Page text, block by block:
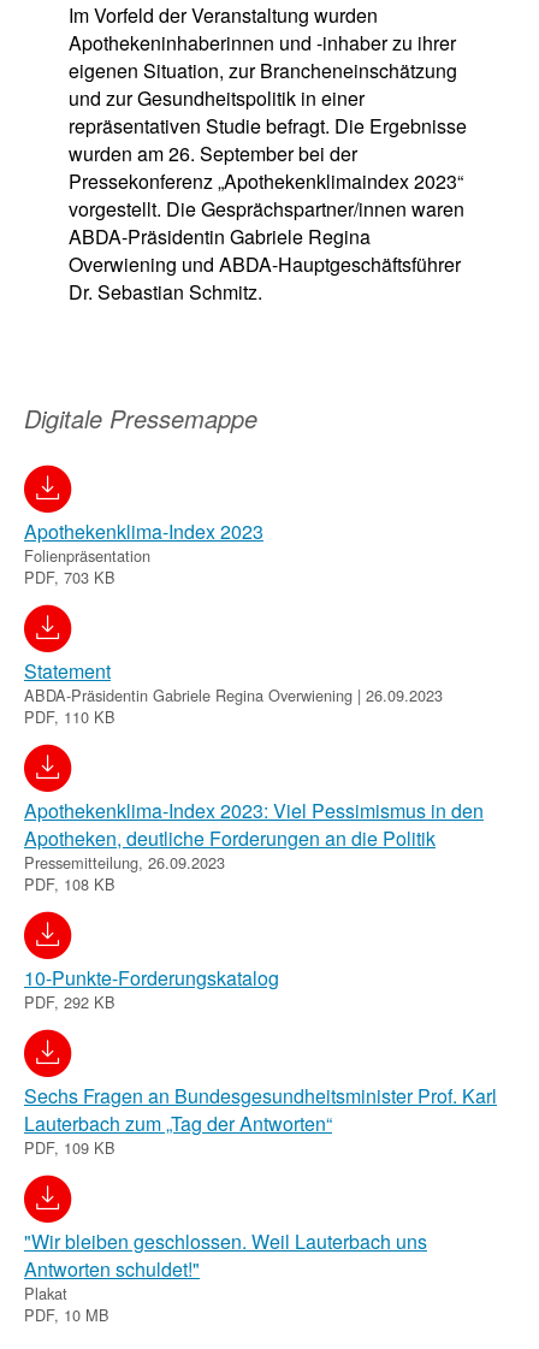
Im Vorfeld der Veranstaltung wurden
Apothekeninhaberinnen und -inhaber zu ihrer
eigenen Situation, zur Brancheneinschätzung
und zur Gesundheitspolitik in einer
repräsentativen Studie befragt. Die Ergebnisse
wurden am 26. September bei der
Pressekonferenz „Apothekenklimaindex 2023“
vorgestellt. Die Gesprächspartner/innen waren
ABDA-Präsidentin Gabriele Regina
Overwiening und ABDA-Hauptgeschäftsführer
Dr. Sebastian Schmitz.
Digitale Pressemappe
Apothekenklima-Index 2023
Folienpräsentation
PDF, 703 KB
Statement
ABDA-Präsidentin Gabriele Regina Overwiening | 26.09.2023
PDF, 110 KB
Apothekenklima-Index 2023: Viel Pessimismus in den
Apotheken, deutliche Forderungen an die Politik
Pressemitteilung, 26.09.2023
PDF, 108 KB
10-Punkte-Forderungskatalog
PDF, 292 KB
Sechs Fragen an Bundesgesundheitsminister Prof. Karl
Lauterbach zum „Tag der Antworten“
PDF, 109 KB
"Wir bleiben geschlossen. Weil Lauterbach uns
Antworten schuldet!"
Plakat
PDF, 10 MB